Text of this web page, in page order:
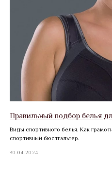
Правильный подбор белья
Виды спортивного белья. Как
спортивный бюстгальтер.
30.04.2024